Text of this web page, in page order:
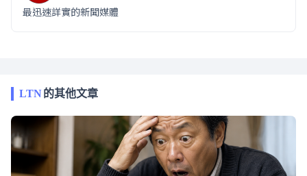
最迅速詳實的新聞媒體
LTN的其他文章